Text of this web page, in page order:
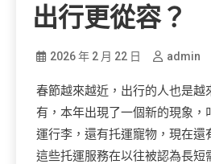
出行更從容？
2026 年 2 月 22 日 admin
春節越來越近，出行的人也是越
有，本年出現了一個新的現象，
運行李，還有托運寵物，現在還
這些托運服務在以往被認為長短